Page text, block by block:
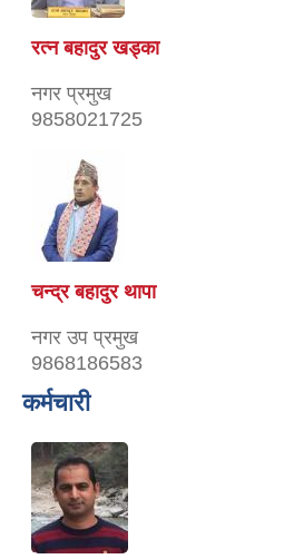
रत्‍न बहादुर खड्का
नगर प्रमुख
9858021725
चन्द्र बहादुर थापा
नगर उप प्रमुख
9868186583
कर्मचारी